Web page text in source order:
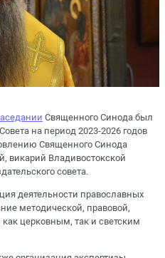
Священного Синода был
на период 2023-2026 годов
Священного Синода
викарий Владивостокской
совета.
деятельности православных
методической, правовой,
церковным, так и светским